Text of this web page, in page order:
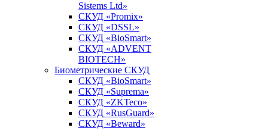
Sistems Ltd»
СКУД «Promix»
СКУД «DSSL»
СКУД «BioSmart»
СКУД «ADVENT
BIOTECH»
Биометрические СКУД
СКУД «BioSmart»
СКУД «Suprema»
СКУД «ZKTeco»
СКУД «RusGuard»
СКУД «Beward»